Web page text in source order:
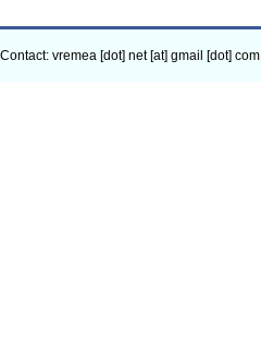
Contact: vremea [dot] net [at] gmail [dot] com